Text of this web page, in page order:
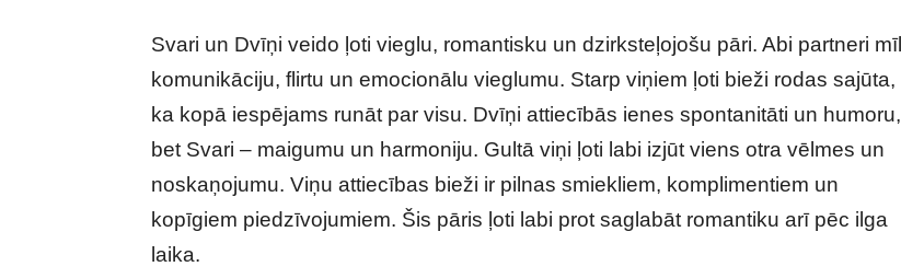
Svari un Dvīņi veido ļoti vieglu, romantisku un dzirksteļojošu pāri. Abi partneri mīl
komunikāciju, flirtu un emocionālu vieglumu. Starp viņiem ļoti bieži rodas sajūta,
ka kopā iespējams runāt par visu. Dvīņi attiecībās ienes spontanitāti un humoru,
bet Svari – maigumu un harmoniju. Gultā viņi ļoti labi izjūt viens otra vēlmes un
noskaņojumu. Viņu attiecības bieži ir pilnas smiekliem, komplimentiem un
kopīgiem piedzīvojumiem. Šis pāris ļoti labi prot saglabāt romantiku arī pēc ilga
laika.